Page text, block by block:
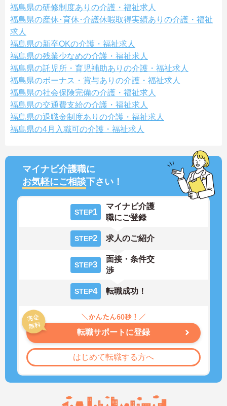
福島県の研修制度ありの介護・福祉求人
福島県の産休･育休･介護休暇取得実績ありの介護・福祉
求人
福島県の新卒OKの介護・福祉求人
福島県の残業少なめの介護・福祉求人
福島県の託児所・育児補助ありの介護・福祉求人
福島県のボーナス・賞与ありの介護・福祉求人
福島県の社会保険完備の介護・福祉求人
福島県の交通費支給の介護・福祉求人
福島県の退職金制度ありの介護・福祉求人
福島県の4月入職可の介護・福祉求人
マイナビ介護職に
お気軽にご相談下さい！
STEP1
マイナビ介護
職にご登録
STEP2 求人のご紹介
STEP3
面接・条件交
渉
STEP4 転職成功！
転職サポートに登録
はじめて転職する方へ